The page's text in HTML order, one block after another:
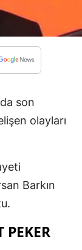
son
olayları
Barkın
PEKER